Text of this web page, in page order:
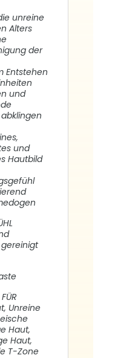
unreine
Alters
der
Entstehen
und
und
Hautbild
Unreine
Haut,
Haut,
T-Zone